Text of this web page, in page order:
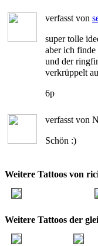
verfasst von
super tolle
aber ich
und der
verkrüppelt
6p
verfasst von
Schön :)
Weitere Tattoos von
Weitere Tattoos der